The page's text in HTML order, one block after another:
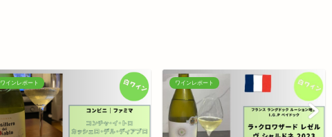
ワインレポート ワインレポート